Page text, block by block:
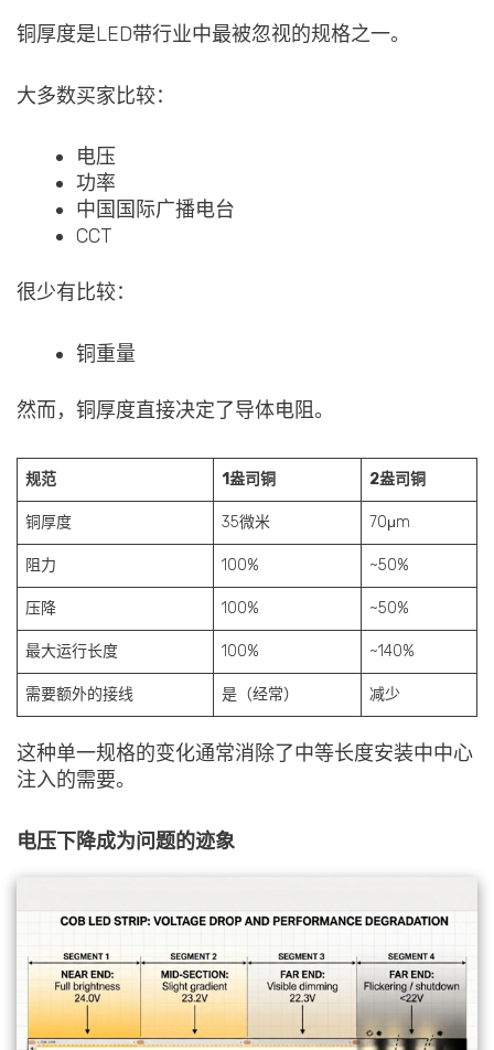
铜厚度是LED带行业中最被忽视的规格之一。
大多数买家比较：
电压
功率
中国国际广播电台
CCT
很少有比较：
铜重量
然而，铜厚度直接决定了导体电阻。
规范 1盎司铜 2盎司铜
铜厚度 35微米 70μm
阻力 100% ~50%
压降 100% ~50%
最大运行长度 100% ~140%
需要额外的接线 是（经常） 减少
这种单一规格的变化通常消除了中等长度安装中中心
注入的需要。
电压下降成为问题的迹象